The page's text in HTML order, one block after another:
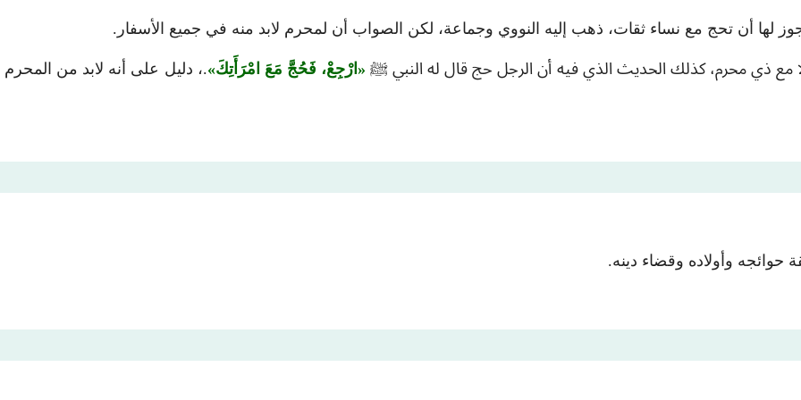
لها أن تحج مع نساء ثقات، ذهب إليه النووي وجماعة، لكن الصواب أن لمحرم لابد منه في جميع الأسفار.
إلا مع ذي محرم، كذلك الحديث الذي فيه أن الرجل حج قال له النبي ﷺ ارْجِعْ، فَحُجَّ مَعَ امْرَأَتِكَ .، دليل على أنه لابد من المحرم
حوائجه وأولاده وقضاء دينه.